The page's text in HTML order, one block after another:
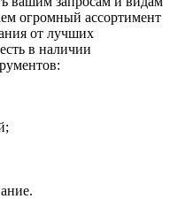
огромный ассортимент
от лучших
в наличии